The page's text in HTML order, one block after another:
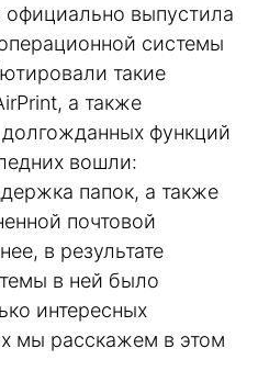
выпустила
системы
такие
а также
функций
вошли:
папок, а также
почтовой
в результате
в ней было
интересных
мы расскажем в этом